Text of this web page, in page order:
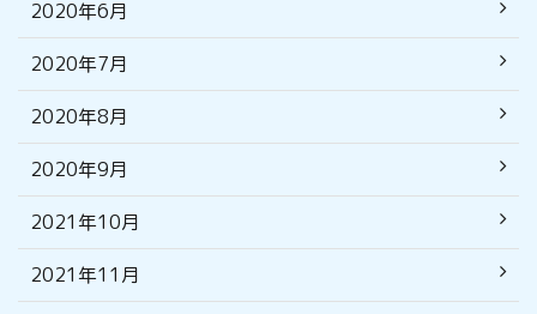
2020年6月
2020年7月
2020年8月
2020年9月
2021年10月
2021年11月